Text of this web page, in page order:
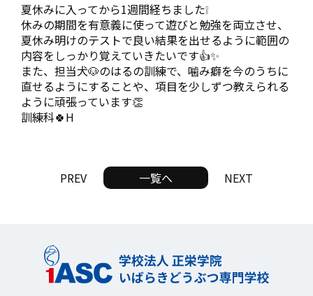
夏休みに入ってから1週間経ちました❕
休みの期間を有意義に使って遊びと勉強を両立させ、
夏休み明けのテストで良い結果を出せるように範囲の
内容をしっかり覚えていきたいです👍✨
また、担当犬🐶のはるの訓練で、噛み癖を今のうちに
直せるようにすることや、項目を少しずつ教えられる
ように頑張っています👏
訓練科🍀H
PREV 一覧へ NEXT